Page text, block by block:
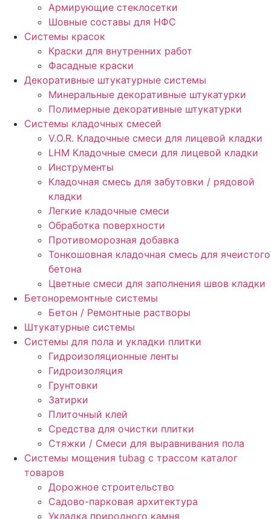
Армирующие стеклосетки
Шовные составы для НФС
Cистемы красок
Краски для внутренних работ
Фасадные краски
Декоративные штукатурные системы
Минеральные декоративные штукатурки
Полимерные декоративные штукатурки
Системы кладочных смесей
V.O.R. Кладочные смеси для лицевой кладки
LHM Кладочные смеси для лицевой кладки
Инструменты
Кладочная смесь для забутовки / рядовой
кладки
Легкие кладочные смеси
Обработка поверхности
Противоморозная добавка
Тонкошовная кладочная смесь для ячеистого
бетона
Цветные смеси для заполнения швов кладки
Бетоноремонтные системы
Бетон / Ремонтные растворы
Штукатурные системы
Cистемы для пола и укладки плитки
Гидроизоляционные ленты
Гидроизоляция
Грунтовки
Затирки
Плиточный клей
Средства для очистки плитки
Стяжки / Смеси для выравнивания пола
Системы мощения tubag с трассом каталог
товаров
Дорожное строительство
Садово-парковая архитектура
Укладка природного камня